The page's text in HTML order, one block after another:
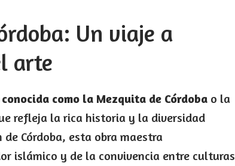
Un viaje a
arte
como la Mezquita de Córdoba o la
refleja la rica historia y la diversidad
Córdoba, esta obra maestra
islámico y de la convivencia entre culturas